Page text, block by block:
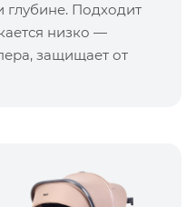
глубине. Подходит
низко —
защищает от